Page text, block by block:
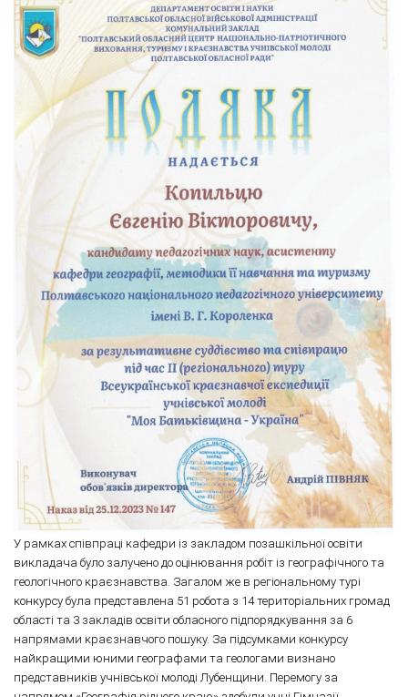
У рамках співпраці кафедри із закладом позашкільної освіти
викладача було залучено до оцінювання робіт із географічного та
геологічного краєзнавства. Загалом же в регіональному турі
конкурсу була представлена 51 робота з 14 територіальних громад
області та 3 закладів освіти обласного підпорядкування за 6
напрямами краєзнавчого пошуку. За підсумками конкурсу
найкращими юними географами та геологами визнано
представників учнівської молоді Лубенщини. Перемогу за